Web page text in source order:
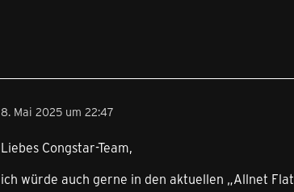
8. Mai 2025 um 22:47
Liebes Congstar-Team,
ich würde auch gerne in den aktuellen „Allnet